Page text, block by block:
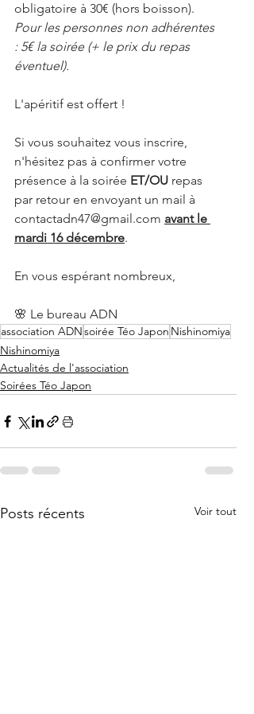
obligatoire à 30€ (hors boisson).
Pour les personnes non adhérentes
: 5€ la soirée (+ le prix du repas
éventuel).
L'apéritif est offert !
Si vous souhaitez vous inscrire,
n'hésitez pas à confirmer votre
présence à la soirée ET/OU repas
par retour en envoyant un mail à
contactadn47@gmail.com avant le
mardi 16 décembre.
En vous espérant nombreux,
🌸 Le bureau ADN
association ADNsoirée Téo Japon Nishinomiya
Nishinomiya
Actualités de l'association
Soirées Téo Japon
Posts récents Voir tout